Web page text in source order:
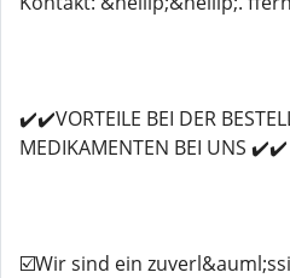
✔️✔️VORTEILE BEI ​​DER
MEDIKAMENTEN BEI UNS ✔️✔️
☑️Wir sind ein